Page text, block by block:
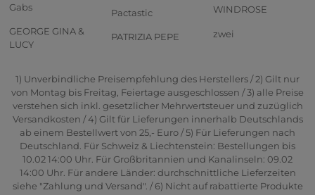
Gabs
GEORGE GINA &
LUCY
Pactastic
PATRIZIA PEPE
WINDROSE
zwei
1) Unverbindliche Preisempfehlung des Herstellers / 2) Gilt nur
von Montag bis Freitag, Feiertage ausgeschlossen / 3) alle Preise
verstehen sich inkl. gesetzlicher Mehrwertsteuer und zuzüglich
Versandkosten / 4) Gilt für Lieferungen innerhalb Deutschlands
ab einem Bestellwert von 25,- Euro / 5) Für Lieferungen nach
Deutschland. Für Schweiz & Liechtenstein: Bestellungen bis
10.02 14:00 Uhr. Für Großbritannien und Kanalinseln: 09.02
14:00 Uhr. Für andere Länder: durchschnittliche Lieferzeiten
siehe "Zahlung und Versand". / 6) Nicht auf rabattierte Produkte